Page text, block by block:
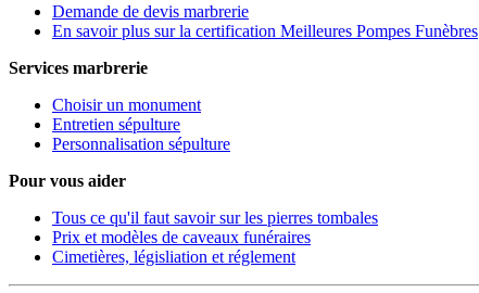
Demande de devis marbrerie
En savoir plus sur la certification Meilleures Pompes Funèbres
Services marbrerie
Choisir un monument
Entretien sépulture
Personnalisation sépulture
Pour vous aider
Tous ce qu'il faut savoir sur les pierres tombales
Prix et modèles de caveaux funéraires
Cimetières, législiation et réglement